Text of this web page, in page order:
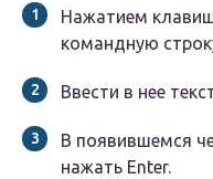
Нажатием
командную
Ввести в нее
В появившемся
нажать Enter.